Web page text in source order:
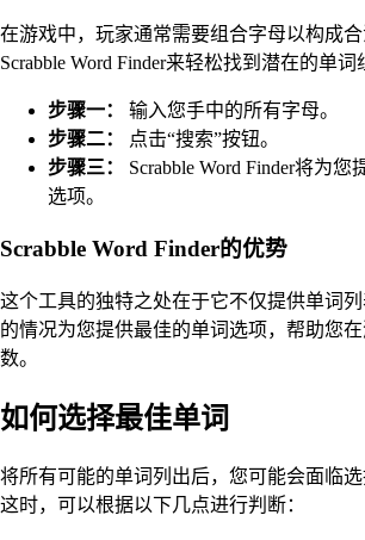
在游戏中，玩家通常需要组合字母以构成
Scrabble Word Finder来轻松找到潜在的单词
步骤一：
输入您手中的所有字母。
步骤二：
点击“搜索”按钮。
步骤三：
Scrabble Word Finder将为
选项。
Scrabble Word Finder的优势
这个工具的独特之处在于它不仅提供单词
的情况为您提供最佳的单词选项，帮助您
数。
如何选择最佳单词
将所有可能的单词列出后，您可能会面临选
这时，可以根据以下几点进行判断：